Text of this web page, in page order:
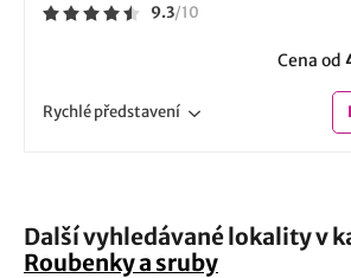
9.3/10
Cena od
Rychlépředstavení
Další vyhledávané lokality v
Roubenky a sruby